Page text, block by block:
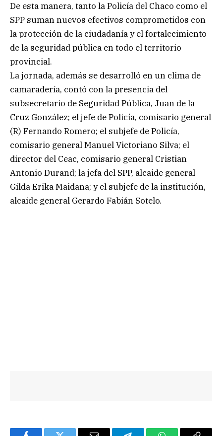
De esta manera, tanto la Policía del Chaco como el
SPP suman nuevos efectivos comprometidos con
la protección de la ciudadanía y el fortalecimiento
de la seguridad pública en todo el territorio
provincial.
La jornada, además se desarrolló en un clima de
camaradería, contó con la presencia del
subsecretario de Seguridad Pública, Juan de la
Cruz González; el jefe de Policía, comisario general
(R) Fernando Romero; el subjefe de Policía,
comisario general Manuel Victoriano Silva; el
director del Ceac, comisario general Cristian
Antonio Durand; la jefa del SPP, alcaide general
Gilda Erika Maidana; y el subjefe de la institución,
alcaide general Gerardo Fabián Sotelo.